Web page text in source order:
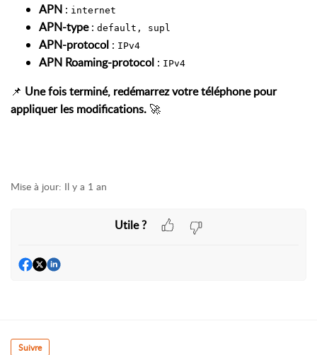
APN : internet
APN-type: default, supl
APN-protocol : IPv4
APN Roaming-protocol : IPv4
📌 Une fois terminé, redémarrez votre téléphone pour
appliquer les modifications. 🚀
Mise à jour: Il y a 1 an
Utile ?
Suivre